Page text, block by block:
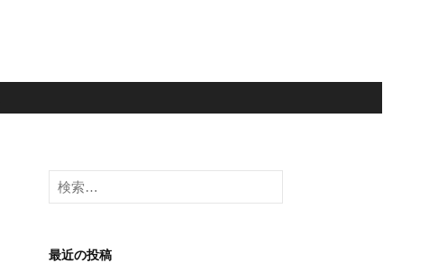
検
索:
最近の投稿